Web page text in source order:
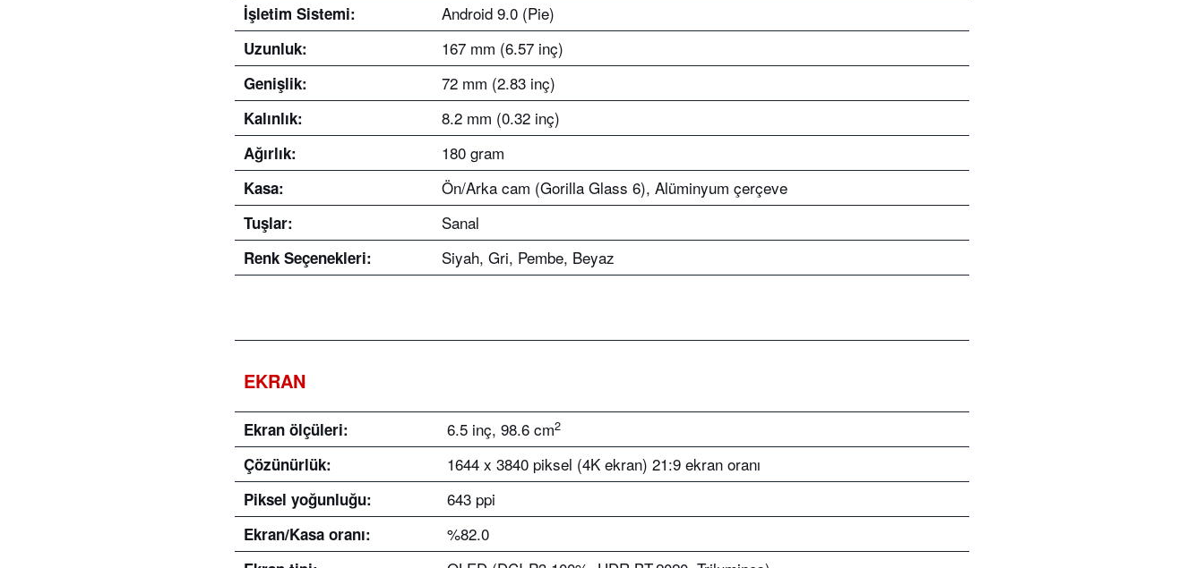
İşletim Sistemi: Android 9.0 (Pie)
Uzunluk: 167 mm (6.57 inç)
Genişlik: 72 mm (2.83 inç)
Kalınlık: 8.2 mm (0.32 inç)
Ağırlık: 180 gram
Kasa: Ön/Arka cam (Gorilla Glass 6), Alüminyum çerçeve
Tuşlar: Sanal
Renk Seçenekleri: Siyah, Gri, Pembe, Beyaz
EKRAN
Ekran ölçüleri: 6.5 inç, 98.6 cm2
Çözünürlük: 1644 x 3840 piksel (4K ekran) 21:9 ekran oranı
Piksel yoğunluğu: 643 ppi
Ekran/Kasa oranı: %82.0